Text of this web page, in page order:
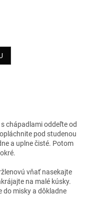
chápadlami oddeľte od
pod studenou
a uplne čisté. Potom
vňať nasekajte
na malé kúsky.
do misky a dôkladne